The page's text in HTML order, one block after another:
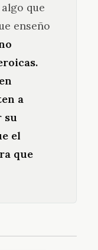
que
enseño
a
su
el
que